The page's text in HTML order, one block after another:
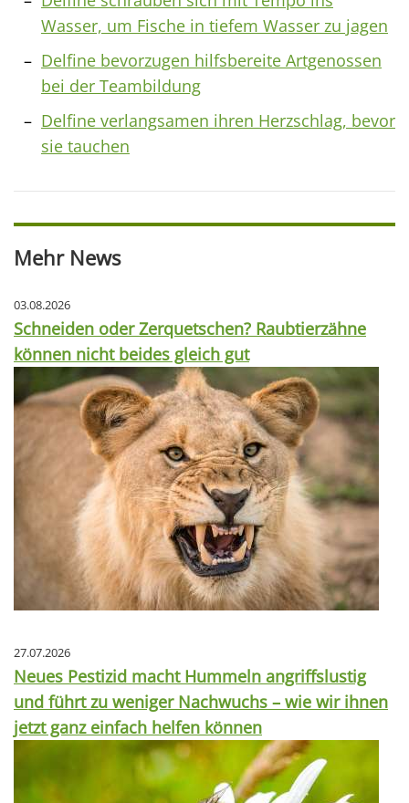
Wasser, um Fische in tiefem Wasser zu jagen
Delfine bevorzugen hilfsbereite Artgenossen
bei der Teambildung
Delfine verlangsamen ihren Herzschlag, bevor
sie tauchen
Mehr News
03.08.2026
Schneiden oder Zerquetschen? Raubtierzähne
können nicht beides gleich gut
27.07.2026
Neues Pestizid macht Hummeln angriffslustig
und führt zu weniger Nachwuchs – wie wir ihnen
jetzt ganz einfach helfen können